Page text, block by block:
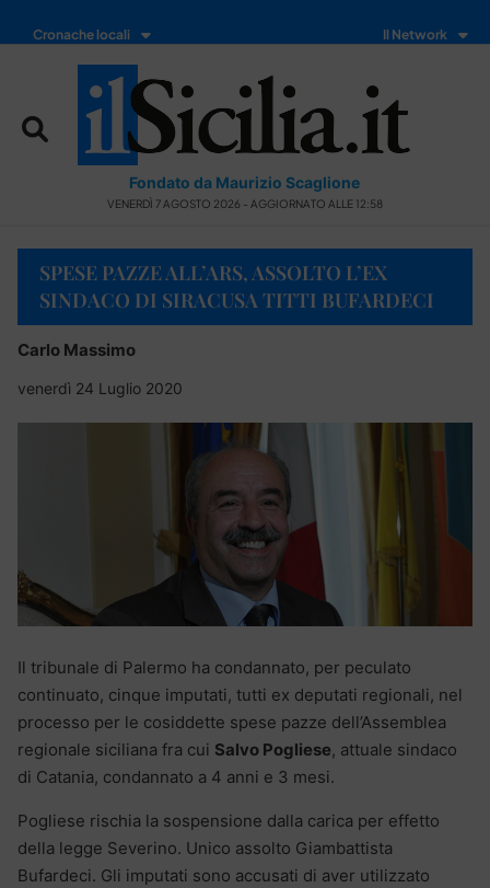
Cronache locali Il Network
Fondato da Maurizio Scaglione
VENERDÌ 7 AGOSTO 2026 - AGGIORNATO ALLE 12:58
SPESE PAZZE ALL’ARS, ASSOLTO L’EX
SINDACO DI SIRACUSA TITTI BUFARDECI
Carlo Massimo
venerdì 24 Luglio 2020
Il tribunale di Palermo ha condannato, per peculato
continuato, cinque imputati, tutti ex deputati regionali, nel
processo per le cosiddette spese pazze dell’Assemblea
regionale siciliana fra cui Salvo Pogliese, attuale sindaco
di Catania, condannato a 4 anni e 3 mesi.
Pogliese rischia la sospensione dalla carica per effetto
della legge Severino. Unico assolto Giambattista
Bufardeci. Gli imputati sono accusati di aver utilizzato